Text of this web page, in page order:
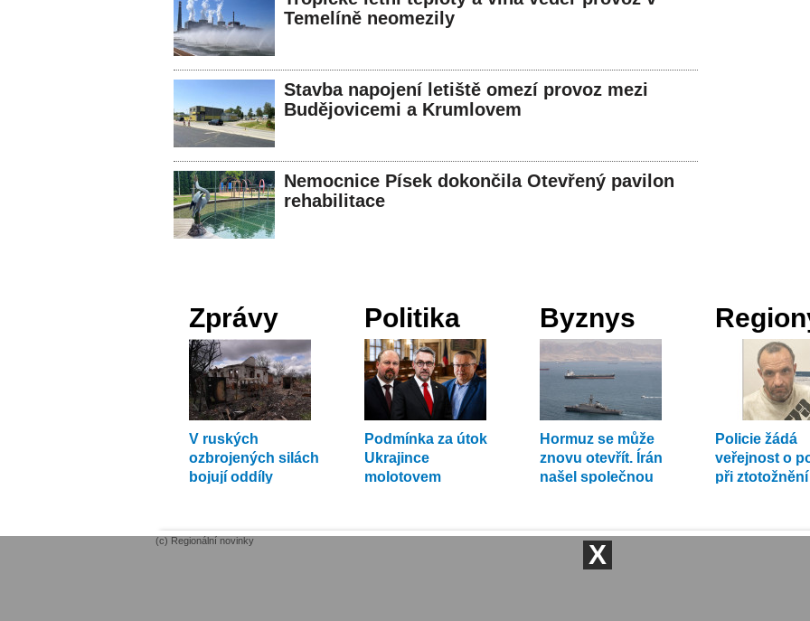
Temelíně neomezily
Stavba napojení letiště omezí provoz mezi
Budějovicemi a Krumlovem
Nemocnice Písek dokončila Otevřený pavilon
rehabilitace
Zprávy
V ruských
ozbrojených silách
bojují oddíly
Politika
Podmínka za útok
Ukrajince
molotovem
Byznys
Hormuz se může
znovu otevřít. Írán
našel společnou
Policie žádá
veřejnost o
při
(c) Regionální novinky X